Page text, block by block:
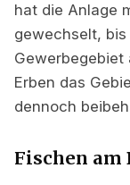
hat die Anlage
gewechselt,
Gewerbegebiet
Erben das
dennoch
Fischen am